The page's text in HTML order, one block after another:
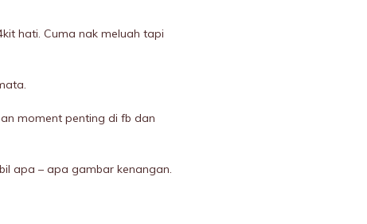
hati. Cuma nak meluah tapi
moment penting di fb dan
apa – apa gambar kenangan.